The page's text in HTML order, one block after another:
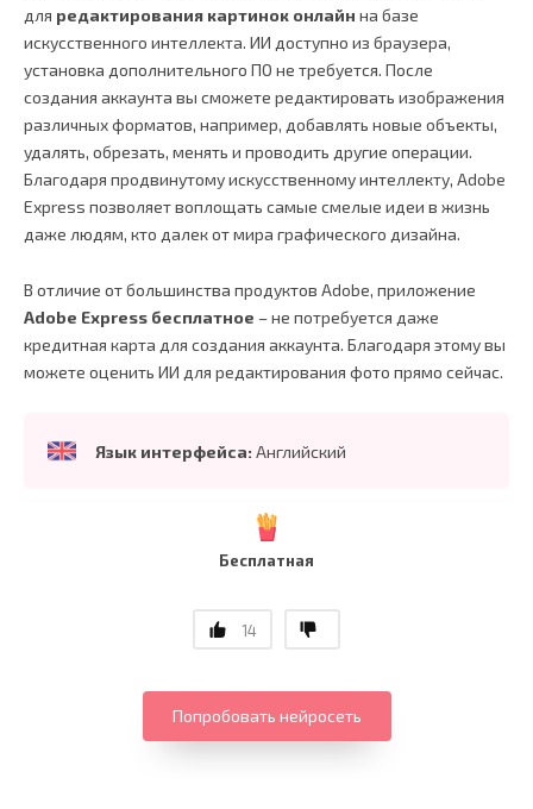
для редактирования картинок онлайн на базе
искусственного интеллекта. ИИ доступно из браузера,
установка дополнительного ПО не требуется. После
создания аккаунта вы сможете редактировать изображения
различных форматов, например, добавлять новые объекты,
удалять, обрезать, менять и проводить другие операции.
Благодаря продвинутому искусственному интеллекту, Adobe
Express позволяет воплощать самые смелые идеи в жизнь
даже людям, кто далек от мира графического дизайна.
В отличие от большинства продуктов Adobe, приложение
Adobe Express бесплатное – не потребуется даже
кредитная карта для создания аккаунта. Благодаря этому вы
можете оценить ИИ для редактирования фото прямо сейчас.
Язык интерфейса: Английский
Бесплатная
14
Попробовать нейросеть